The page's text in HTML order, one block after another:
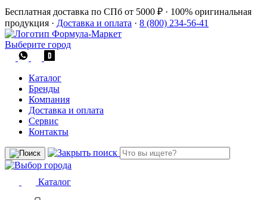
Бесплатная доставка по СПб от 5000 ₽ · 100% оригинальная
продукция · Доставка и оплата · 8 (800) 234-56-41
Выберите город
Каталог
Бренды
Компания
Доставка и оплата
Сервис
Контакты
Каталог